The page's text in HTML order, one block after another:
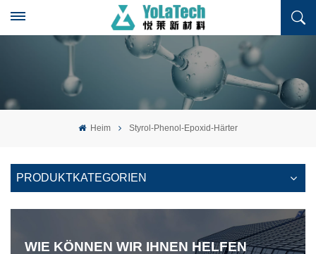
Heim Styrol-Phenol-Epoxid-Härter
PRODUKTKATEGORIEN
WIE KÖNNEN WIR IHNEN HELFEN